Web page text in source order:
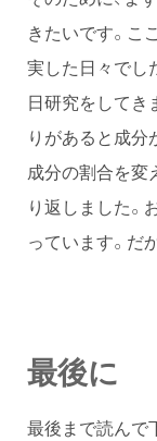
きたいです。こ
実した日々でし
日研究をしてき
りがあると成分
成分の割合を変
り返しました。
っています。だ
最後に
最後まで読んで